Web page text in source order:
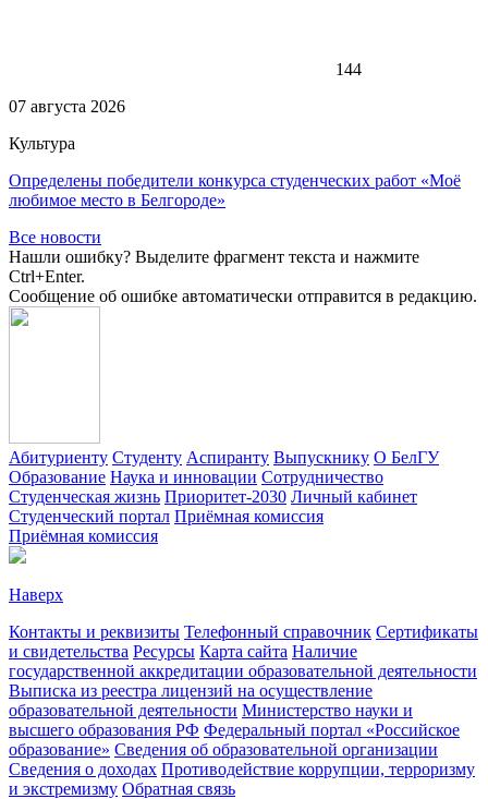
144
07 августа 2026
Культура
Определены победители конкурса студенческих работ «Моё
любимое место в Белгороде»
Все новости
Нашли ошибку? Выделите фрагмент текста и нажмите
Ctrl+Enter.
Сообщение об ошибке автоматически отправится в редакцию.
Абитуриенту Студенту Аспиранту Выпускнику О БелГУ
Образование Наука и инновации Сотрудничество
Студенческая жизнь Приоритет-2030 Личный кабинет
Студенческий портал Приёмная комиссия
Приёмная комиссия
Наверх
Контакты и реквизиты Телефонный справочник Сертификаты
и свидетельства Ресурсы Карта сайта Наличие
государственной аккредитации образовательной деятельности
Выписка из реестра лицензий на осуществление
образовательной деятельности Министерствo науки и
высшего образования РФ Федеральный портал «Российское
образование» Сведения об образовательной организации
Сведения о доходах Противодействие коррупции, терроризму
и экстремизму Обратная связь